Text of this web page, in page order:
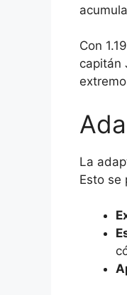
Con
capitán
La
Esto se